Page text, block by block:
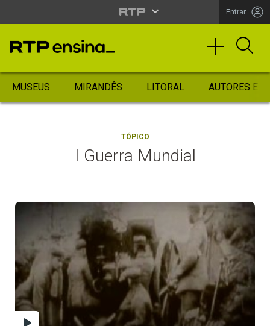
Entrar
MUSEUS MIRANDÊS LITORAL AUTORES
TÓPICO
I Guerra Mundial